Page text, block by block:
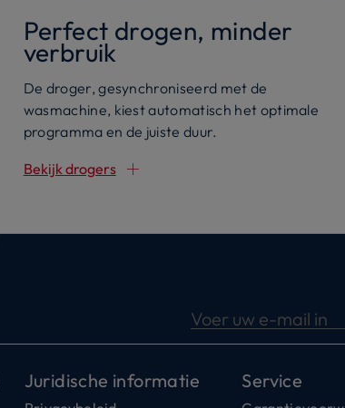
Perfect drogen, minder
verbruik
De droger, gesynchroniseerd met de
wasmachine, kiest automatisch het optimale
programma en de juiste duur.
Bekijk drogers
Voer uw e-mail in
Juridische informatie Service